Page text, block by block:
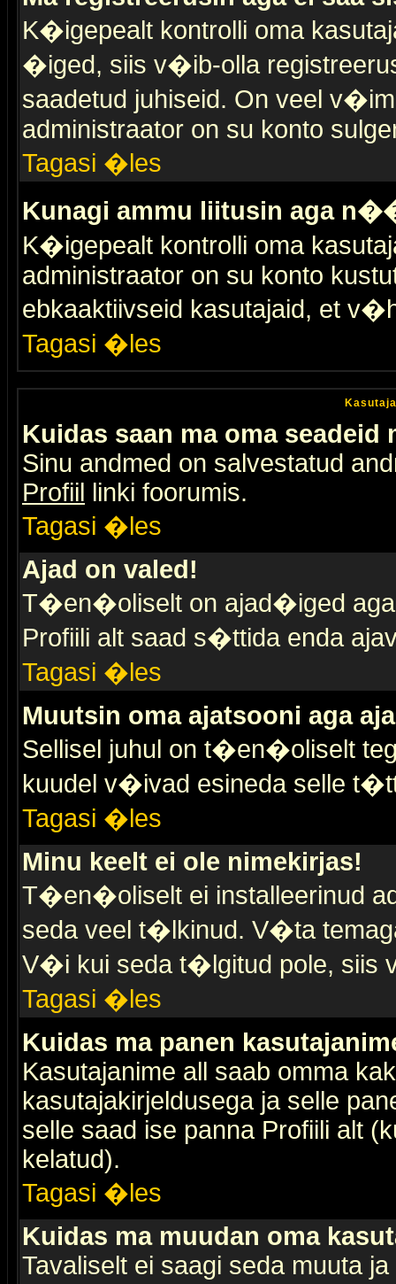
K�igepealt kontrolli oma
�iged, siis v�ib-olla
saadetud juhiseid. On veel
administraator on su konto
Tagasi �les
Kunagi ammu liitusin aga
K�igepealt kontrolli oma
administraator on su konto
ebkaaktiivseid kasutajaid, et
Tagasi �les
Kuidas saan ma oma seadeid
Sinu andmed on salvestatud
Profiil linki foorumis.
Tagasi �les
Ajad on valed!
T�en�oliselt on ajad�iged
Profiili alt saad s�ttida enda
Tagasi �les
Muutsin oma ajatsooni aga
Sellisel juhul on t�en�oliselt
kuudel v�ivad esineda selle
Tagasi �les
Minu keelt ei ole nimekirjas!
T�en�oliselt ei installeerinud
seda veel t�lkinud. V�ta
V�i kui seda t�lgitud pole, siis
Tagasi �les
Kuidas ma panen
Kasutajanime all saab omma
kasutajakirjeldusega ja selle
selle saad ise panna Profiili alt
kelatud).
Tagasi �les
Kuidas ma muudan oma
Tavaliselt ei saagi seda muuta